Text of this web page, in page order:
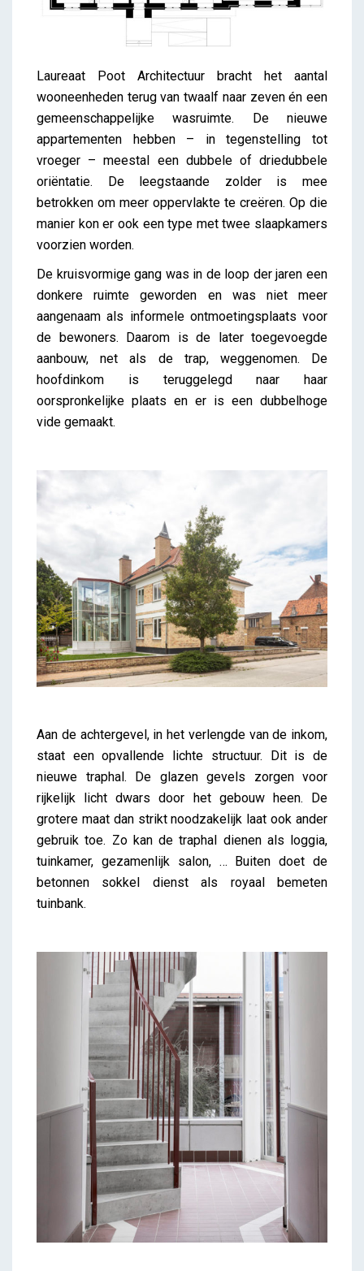
Laureaat Poot Architectuur bracht het aantal
wooneenheden terug van twaalf naar zeven én een
gemeenschappelijke wasruimte. De nieuwe
appartementen hebben – in tegenstelling tot
vroeger – meestal een dubbele of driedubbele
oriëntatie. De leegstaande zolder is mee
betrokken om meer oppervlakte te creëren. Op die
manier kon er ook een type met twee slaapkamers
voorzien worden.
De kruisvormige gang was in de loop der jaren een
donkere ruimte geworden en was niet meer
aangenaam als informele ontmoetingsplaats voor
de bewoners. Daarom is de later toegevoegde
aanbouw, net als de trap, weggenomen. De
hoofdinkom is teruggelegd naar haar
oorspronkelijke plaats en er is een dubbelhoge
vide gemaakt.
Aan de achtergevel, in het verlengde van de inkom,
staat een opvallende lichte structuur. Dit is de
nieuwe traphal. De glazen gevels zorgen voor
rijkelijk licht dwars door het gebouw heen. De
grotere maat dan strikt noodzakelijk laat ook ander
gebruik toe. Zo kan de traphal dienen als loggia,
tuinkamer, gezamenlijk salon, … Buiten doet de
betonnen sokkel dienst als royaal bemeten
tuinbank.